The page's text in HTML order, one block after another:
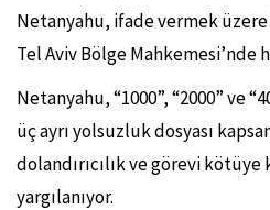
Netanyahu, ifade vermek üzere
Tel Aviv Bölge Mahkemesi’nde
Netanyahu, “1000”, “2000” ve
üç ayrı yolsuzluk dosyası
dolandırıcılık ve görevi
yargılanıyor.